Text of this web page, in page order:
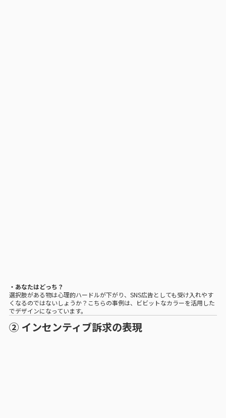
・あなたはどっち？
選択肢がある物は心理的ハードルが下がり、SNS広告としても受け入れやす
くなるのではないしょうか？こちらの事例は、ビビットなカラーを活用した
でデザインになっています。
② インセンティブ訴求の表現